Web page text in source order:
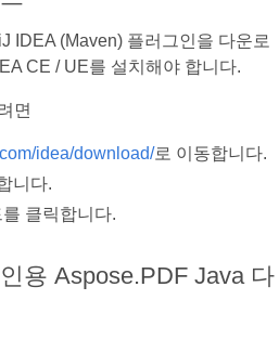
IDEA (Maven) 플러그인을 다운로
CE / UE를 설치해야 합니다.
면
idea/download/로 이동합니다.
니다.
클릭합니다.
용 Aspose.PDF Java 다